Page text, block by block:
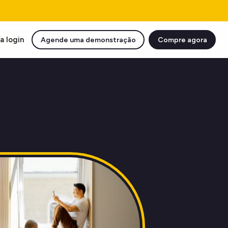
login Agende uma demonstração Compre agora